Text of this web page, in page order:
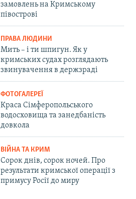
замовлень на Кримському
півострові
ПРАВА ЛЮДИНИ
Мить – і ти шпигун. Як у
кримських судах розглядають
звинувачення в держзраді
ФОТОГАЛЕРЕЇ
Краса Сімферопольського
водосховища та занедбаність
довкола
ВІЙНА ТА КРИМ
Сорок днів, сорок ночей. Про
результати кримської операції з
примусу Росії до миру